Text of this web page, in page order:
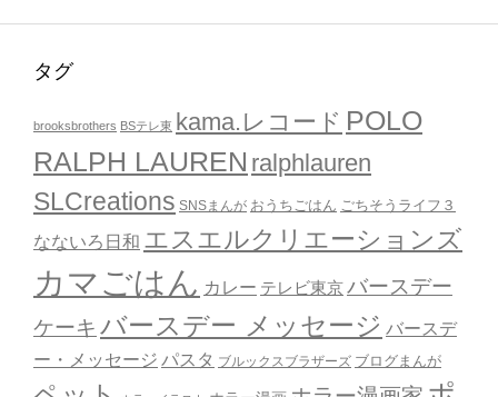
タグ
brooksbrothers BSテレ東 kama.レコード POLO
RALPH LAUREN ralphlauren
SLCreations SNSまんが おうちごはん ごちそうライフ３
なないろ日和 エスエルクリエーションズ
カマごはん カレー テレビ東京バースデー
ケーキ バースデー メッセージ バースデ
ー・メッセージ パスタ ブルックスブラザーズ ブログまんが